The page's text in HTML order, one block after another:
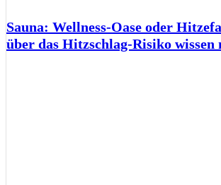
Sauna: Wellness-Oase oder
über das Hitzschlag-Risiko wissen